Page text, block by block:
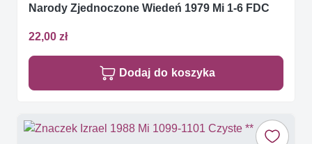
Narody Zjednoczone Wiedeń 1979 Mi 1-6 FDC
22,00 zł
Dodaj do koszyka